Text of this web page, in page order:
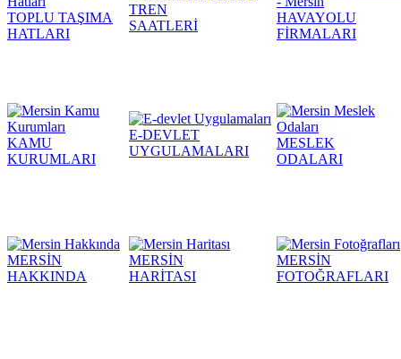
TOPLU TAŞIMA
HATLARI
TREN
SAATLERİ
HAVAYOLU
FİRMALARI
KAMU
KURUMLARI
E-DEVLET
UYGULAMALARI
MESLEK
ODALARI
MERSİN
HAKKINDA
MERSİN
HARİTASI
MERSİN
FOTOĞRAFLARI